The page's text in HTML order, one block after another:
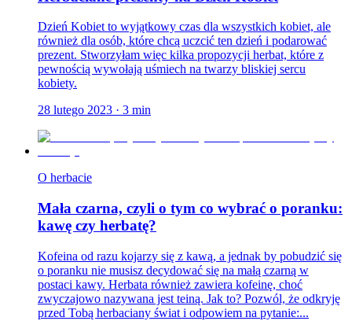
Dzień Kobiet to wyjątkowy czas dla wszystkich kobiet, ale
również dla osób, które chcą uczcić ten dzień i podarować
prezent. Stworzyłam więc kilka propozycji herbat, które z
pewnością wywołają uśmiech na twarzy bliskiej sercu
kobiety.
28 lutego 2023 · 3 min
O herbacie
Mała czarna, czyli o tym co wybrać o poranku:
kawę czy herbatę?
Kofeina od razu kojarzy się z kawą, a jednak by pobudzić się
o poranku nie musisz decydować się na małą czarną w
postaci kawy. Herbata również zawiera kofeinę, choć
zwyczajowo nazywana jest teiną. Jak to? Pozwól, że odkryję
przed Tobą herbaciany świat i odpowiem na pytanie:...